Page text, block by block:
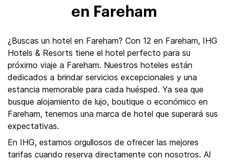
en Fareham
¿Buscas un hotel en Fareham? Con 12 en Fareham, IHG
Hotels & Resorts tiene el hotel perfecto para su
próximo viaje a Fareham. Nuestros hoteles están
dedicados a brindar servicios excepcionales y una
estancia memorable para cada huésped. Ya sea que
busque alojamiento de lujo, boutique o económico en
Fareham, tenemos una marca de hotel que superará sus
expectativas.
En IHG, estamos orgullosos de ofrecer las mejores
tarifas cuando reserva directamente con nosotros. Al